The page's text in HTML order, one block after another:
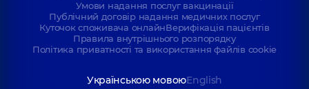
Умови надання послуг вакцинації
Публічний договір надання медичних послуг
Куточок споживача онлайнВерифікація пацієнтів
Правила внутрішнього розпорядку
Політика приватності та використання файлів cookie
Українською мовоюEnglish